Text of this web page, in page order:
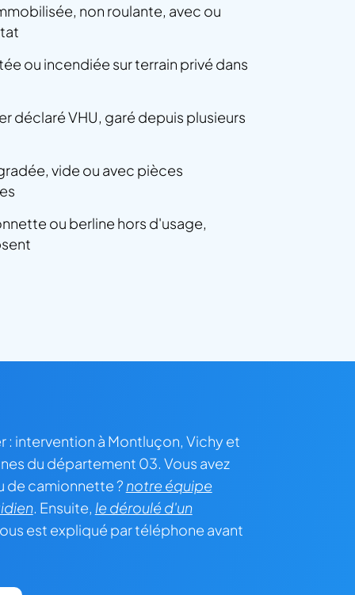
non roulante, avec ou
ou incendiée sur terrain privé dans
déclaré VHU, garé depuis plusieurs
vide ou avec pièces
ou berline hors d'usage,
: intervention à Montluçon, Vichy et
du département 03. Vous avez
de camionnette ? notre équipe
. Ensuite, le déroulé d'un
est expliqué par téléphone avant